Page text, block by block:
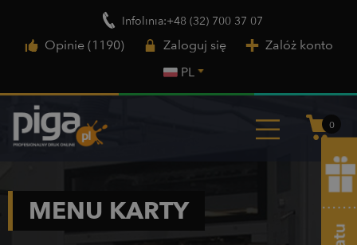
Infolinia:+48 (32) 700 37 07
Opinie (1190) Zaloguj się
Załóż konto
PL
0
MENU KARTY